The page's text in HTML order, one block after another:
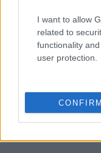
I want to allow
related to
functionality
user protection.
CONFIRM